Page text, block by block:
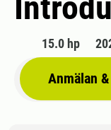
15.0 hp
Anmälan